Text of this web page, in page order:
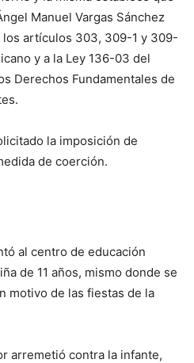
Manuel Vargas Sánchez
artículos 303, 309-1 y 309-
y a la Ley 136-03 del
Derechos Fundamentales de
la imposición de
de coerción.
al centro de educación
de 11 años, mismo donde se
motivo de las fiestas de la
arremetió contra la infante,